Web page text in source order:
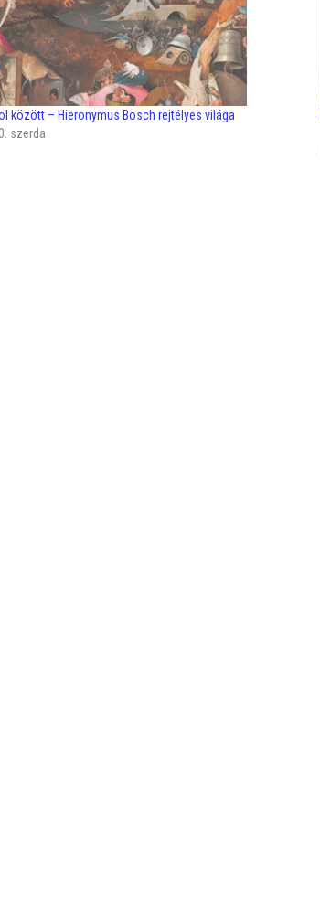
között – Hieronymus Bosch rejtélyes világa
szerda